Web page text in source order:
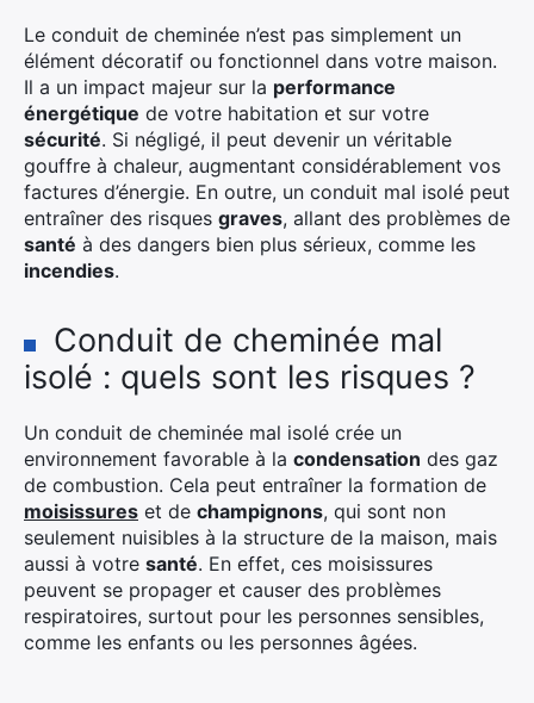
Le conduit de cheminée n’est pas simplement un
élément décoratif ou fonctionnel dans votre maison.
Il a un impact majeur sur la performance
énergétique de votre habitation et sur votre
sécurité. Si négligé, il peut devenir un véritable
gouffre à chaleur, augmentant considérablement vos
factures d’énergie. En outre, un conduit mal isolé peut
entraîner des risques graves, allant des problèmes de
santé à des dangers bien plus sérieux, comme les
incendies.
Conduit de cheminée mal
isolé : quels sont les risques ?
Un conduit de cheminée mal isolé crée un
environnement favorable à la condensation des gaz
de combustion. Cela peut entraîner la formation de
moisissures et de champignons, qui sont non
seulement nuisibles à la structure de la maison, mais
aussi à votre santé. En effet, ces moisissures
peuvent se propager et causer des problèmes
respiratoires, surtout pour les personnes sensibles,
comme les enfants ou les personnes âgées.